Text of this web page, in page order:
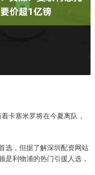
卡塞米罗将在今夏离队，
选，但据了解深圳配资网站
是利物浦的热门引援人选，